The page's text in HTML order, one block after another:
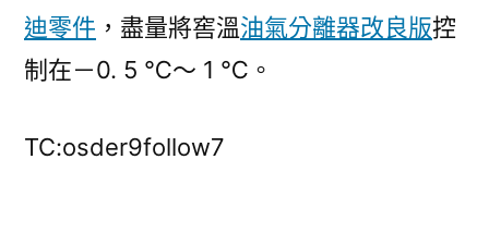
迪零件 ，盡量將窖溫油氣分離器改良版控
制在－0. 5 ℃～ 1 ℃。
TC:osder9follow7